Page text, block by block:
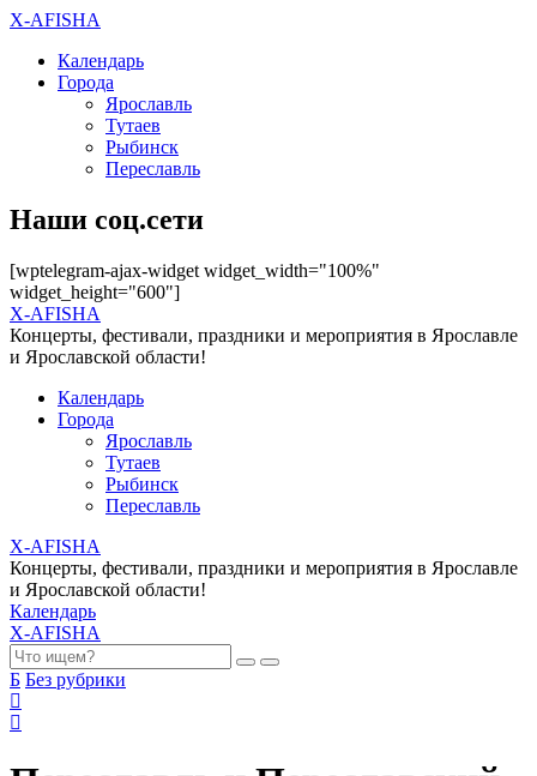
X-AFISHA
Календарь
Города
Ярославль
Тутаев
Рыбинск
Переславль
Наши соц.сети
[wptelegram-ajax-widget widget_width="100%"
widget_height="600"]
X-AFISHA
Концерты, фестивали, праздники и мероприятия в Ярославле
и Ярославской области!
Календарь
Города
Ярославль
Тутаев
Рыбинск
Переславль
X-AFISHA
Концерты, фестивали, праздники и мероприятия в Ярославле
и Ярославской области!
Календарь
X-AFISHA
Б Без рубрики